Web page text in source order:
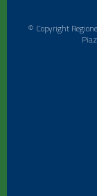
© Copyright